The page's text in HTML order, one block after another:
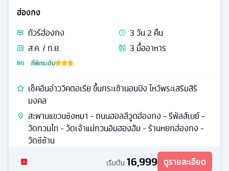
ฮ่องกง
ทัวร์ฮ่องกง 3วัน2 คืน
ส.ค. / ก.ย.
3 มื้ออาหาร
ที่พักระดับ
เช็คอินอ่าววิคตอเรีย ขึ้นกระเช้านอนปิง ไหว้พระเสริมสิริ
มงคล
สะพานแขวนซิงหมา - ถนนฮอลลีวูดฮ่องกง - รีพัลส์เบย์ -
วัดกวนไท - วัดเจ้าแม่กวนอิมฮองฮัม - ร้านหยกฮ่องกง -
วัดซีซ้าน
เริ่มต้น 16,999 ดูรายละเอียด